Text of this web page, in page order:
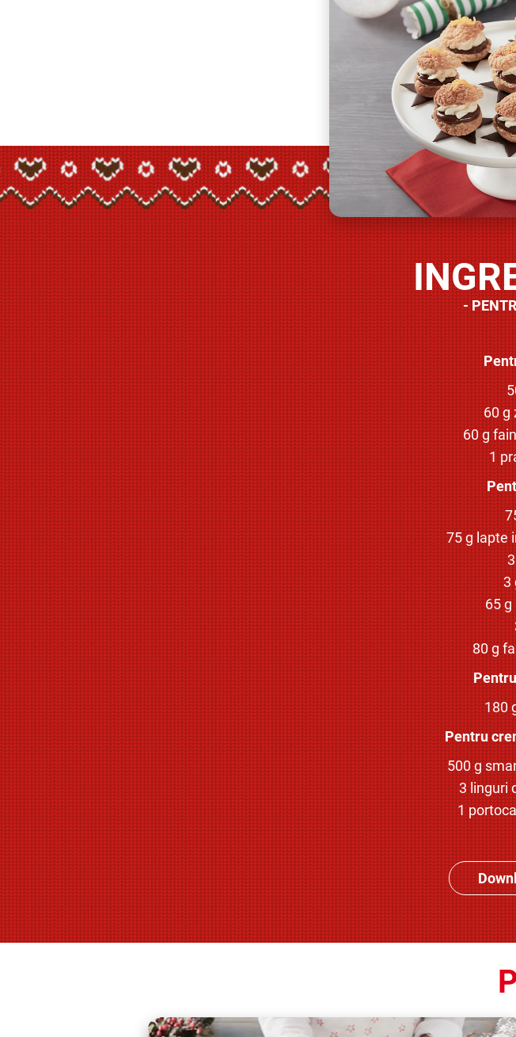
60 g
60 g
1
75 g lapte
3
65 g
80 g
180
Pentru
500 g
3 linguri
1